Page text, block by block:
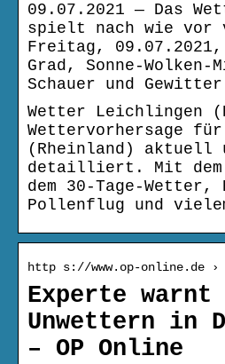
09.07.2021 — Das
spielt nach wie vor
Freitag,
Grad, Sonne-
Schauer und
Wetter Leichlingen
Wettervorhersage
(Rheinland) aktuell
detailliert. Mit dem
dem 30-Tage-
Pollenflug und
http s://www.op-online.de ›
Experte warnt
Unwettern in
– OP Online